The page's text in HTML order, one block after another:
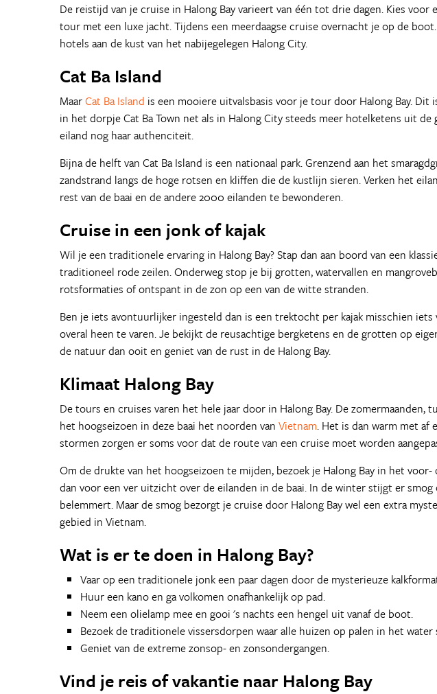
De reistijd van je cruise in Halong Bay varieert van één tot drie dagen. Kies
tour met een luxe jacht. Tijdens een meerdaagse cruise overnacht je op de
hotels aan de kust van het nabijegelegen Halong City.
Cat Ba Island
MaarCat Ba Island is een mooiere uitvalsbasis voor je tour door Halong Bay. Dit
in het dorpje Cat Ba Town net als in Halong City steeds meer hotelketens uit
eiland nog haar authenciteit.
Bijna de helft van Cat Ba Island is een nationaal park. Grenzend aan het
zandstrand langs de hoge rotsen en kliffen die de kustlijn sieren. Verken het
rest van de baai en de andere 2000 eilanden te bewonderen.
Cruise in een jonk of kajak
Wil je een traditionele ervaring in Halong Bay? Stap dan aan boord van een
traditioneel rode zeilen. Onderweg stop je bij grotten, watervallen en
rotsformaties of ontspant in de zon op een van de witte stranden.
Ben je iets avontuurlijker ingesteld dan is een trektocht per kajak misschien
overal heen te varen. Je bekijkt de reusachtige bergketens en de grotten op
de natuur dan ooit en geniet van de rust in de Halong Bay.
Klimaat Halong Bay
De tours en cruises varen het hele jaar door in Halong Bay. De zomermaanden,
het hoogseizoen in deze baai het noorden van Vietnam. Het is dan warm met af
stormen zorgen er soms voor dat de route van een cruise moet worden
Om de drukte van het hoogseizoen te mijden, bezoek je Halong Bay in het
dan voor een ver uitzicht over de eilanden in de baai. In de winter stijgt er
belemmert. Maar de smog bezorgt je cruise door Halong Bay wel een extra
gebied in Vietnam.
Wat is er te doen in Halong Bay?
Vaar op een traditionele jonk een paar dagen door de mysterieuze
Huur een kano en ga volkomen onafhankelijk op pad.
Neem een olielamp mee en gooi 's nachts een hengel uit vanaf de boot.
Bezoek de traditionele vissersdorpen waar alle huizen op palen in het water
Geniet van de extreme zonsop- en zonsondergangen.
Vind je reis of vakantie naar Halong Bay